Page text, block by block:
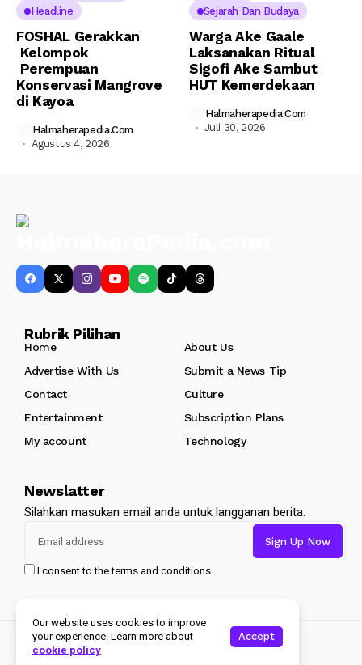
Headline
FOSHAL Gerakkan
Kelompok
Perempuan
Konservasi Mangrove
di Kayoa
Halmaherapedia.com
Agustus 4, 2026
Sejarah Dan Budaya
Warga Ake Gaale
Laksanakan Ritual
Sigofi Ake Sambut
HUT Kemerdekaan
Halmaherapedia.com
Juli 30, 2026
Rubrik Pilihan
Home
About Us
Advertise With Us
Submit a News Tip
Contact
Culture
Entertainment
Subscription Plans
My account
Technology
Newslatter
Silahkan masukan email anda untuk langganan berita.
I consent to the terms and conditions
Copyright 2024 Jellywp. All Rights Reserved
Our website uses cookies to improve
your experience. Learn more about
cookie policy
Accept